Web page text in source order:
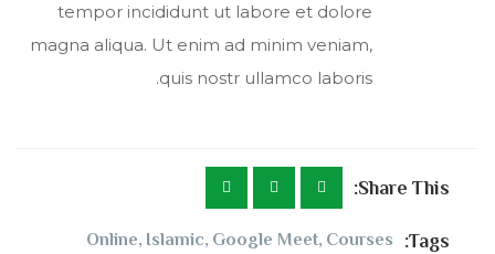
tempor incididunt ut labore et dolore
magna aliqua. Ut enim ad minim veniam,
quis nostr ullamco laboris.
Share This:
Tags:
Courses
,
Google Meet
,
Islamic
,
Online